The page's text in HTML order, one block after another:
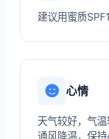
建议用蜜质
心情
天气较好，气
通风降温，保持